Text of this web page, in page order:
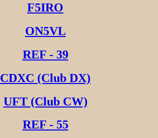
F5IRO
ON5VL
REF - 39
CDXC (Club DX)
UFT (Club CW)
REF - 55